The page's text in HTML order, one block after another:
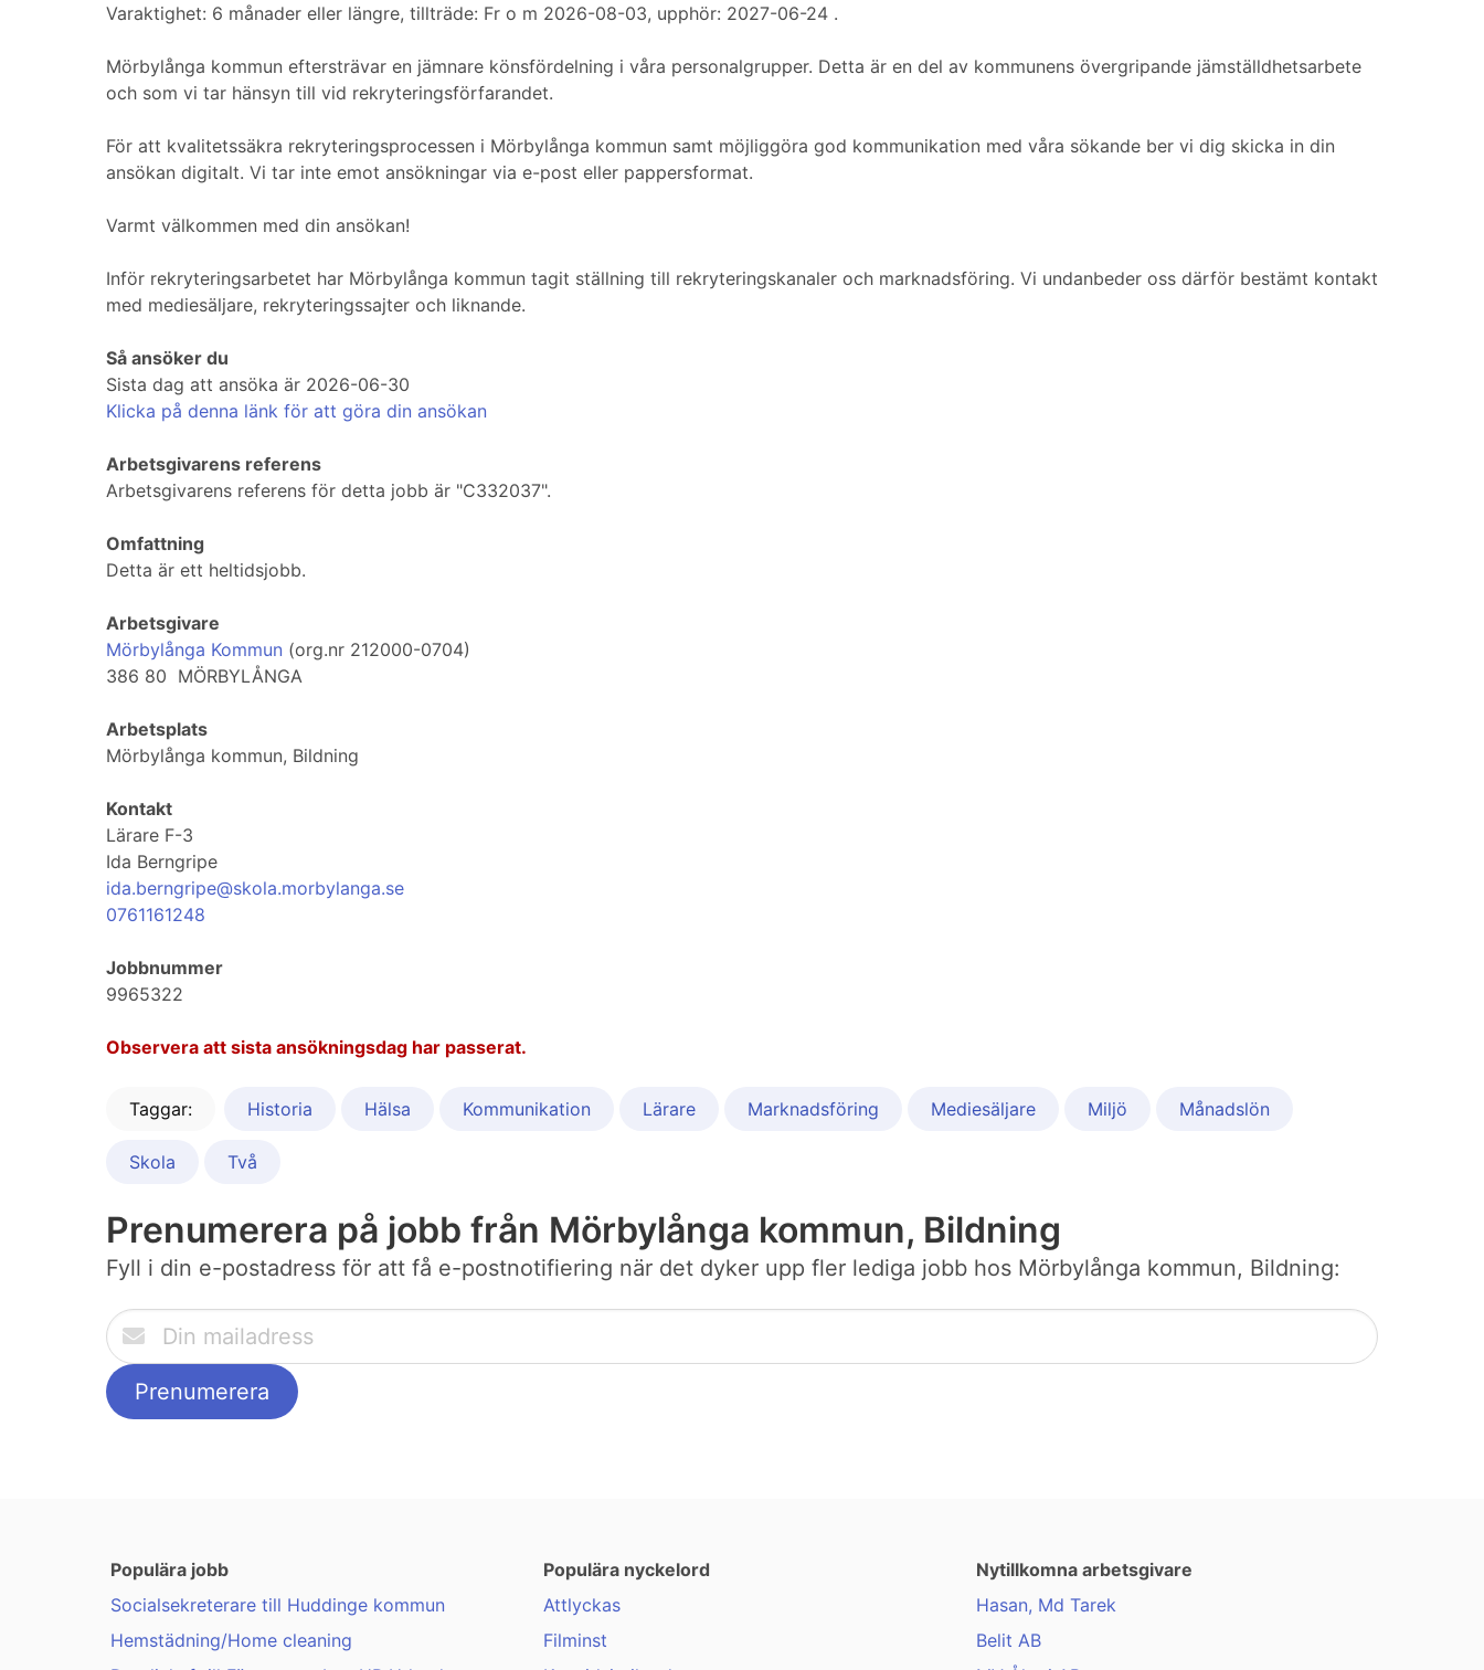
Varaktighet: 6 månader eller längre, tillträde: Fr o m 2026-08-03, upphör: 2027-06-24 .
Mörbylånga kommun eftersträvar en jämnare könsfördelning i våra personalgrupper. Detta är en del av kommunens övergripande jämställdhetsarbete
och som vi tar hänsyn till vid rekryteringsförfarandet.
För att kvalitetssäkra rekryteringsprocessen i Mörbylånga kommun samt möjliggöra god kommunikation med våra sökande ber vi dig skicka in din
ansökan digitalt. Vi tar inte emot ansökningar via e-post eller pappersformat.
Varmt välkommen med din ansökan!
Inför rekryteringsarbetet har Mörbylånga kommun tagit ställning till rekryteringskanaler och marknadsföring. Vi undanbeder oss därför bestämt kontakt
med mediesäljare, rekryteringssajter och liknande.
Så ansöker du
Sista dag att ansöka är 2026-06-30
Klicka på denna länk för att göra din ansökan
Arbetsgivarens referens
Arbetsgivarens referens för detta jobb är "C332037".
Omfattning
Detta är ett heltidsjobb.
Arbetsgivare
Mörbylånga Kommun (org.nr 212000-0704)
386 80 MÖRBYLÅNGA
Arbetsplats
Mörbylånga kommun, Bildning
Kontakt
Lärare F-3
Ida Berngripe
ida.berngripe@skola.morbylanga.se
0761161248
Jobbnummer
9965322
Observera att sista ansökningsdag har passerat.
Taggar: Historia Hälsa Kommunikation Lärare Marknadsföring Mediesäljare Miljö Månadslön
Skola Två
Prenumerera på jobb från Mörbylånga kommun, Bildning
Fyll i din e-postadress för att få e-postnotifiering när det dyker upp fler lediga jobb hos Mörbylånga kommun, Bildning:
Populära jobb
Socialsekreterare till Huddinge kommun
Hemstädning/Home cleaning
Populära nyckelord
Attlyckas
Filminst
Nytillkomna arbetsgivare
Hasan, Md Tarek
Belit AB